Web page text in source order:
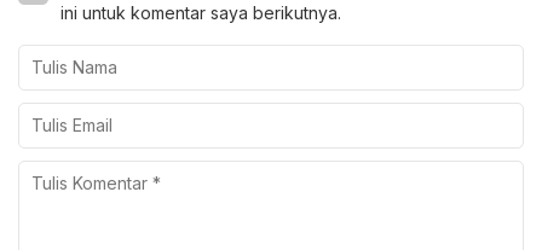
ini untuk komentar saya berikutnya.